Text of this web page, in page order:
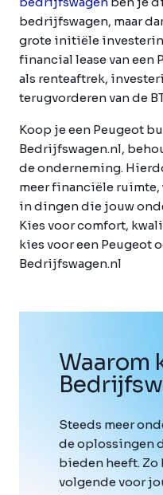
bedrijfswagen, maar
grote initiële
financial lease van een
als renteaftrek,
terugvorderen van de
Koop je een Peugeot
Bedrijfswagen.nl,
de onderneming.
meer financiële
in dingen die jouw
Kies voor comfort,
kies voor een Peugeot
Bedrijfswagen.nl
Waarom
Steeds meer
de oplossingen
bieden heeft.
volgende voor